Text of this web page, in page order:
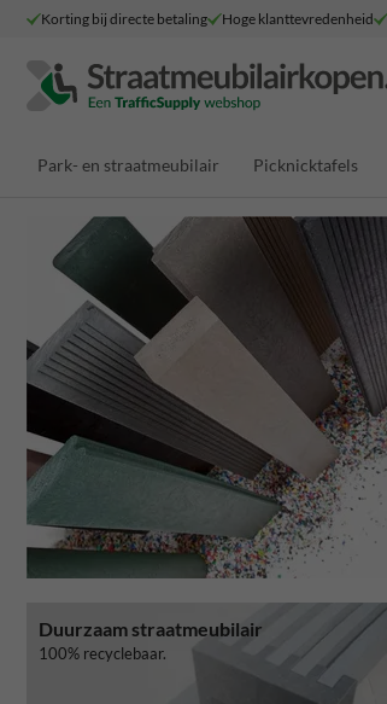
Korting bij directe betaling Hoge klanttevredenheid
Park- en straatmeubilair Picknicktafels
Duurzaam straatmeubilair
100% recyclebaar.